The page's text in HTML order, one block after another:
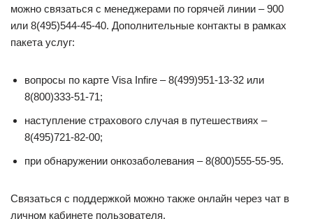
можно связаться с менеджерами по горячей линии – 900
или 8(495)544-45-40. Дополнительные контакты в рамках
пакета услуг:
вопросы по карте Visa Infire – 8(499)951-13-32 или
8(800)333-51-71;
наступление страхового случая в путешествиях –
8(495)721-82-00;
при обнаружении онкозаболевания – 8(800)555-55-95.
Связаться с поддержкой можно также онлайн через чат в
личном кабинете пользователя.